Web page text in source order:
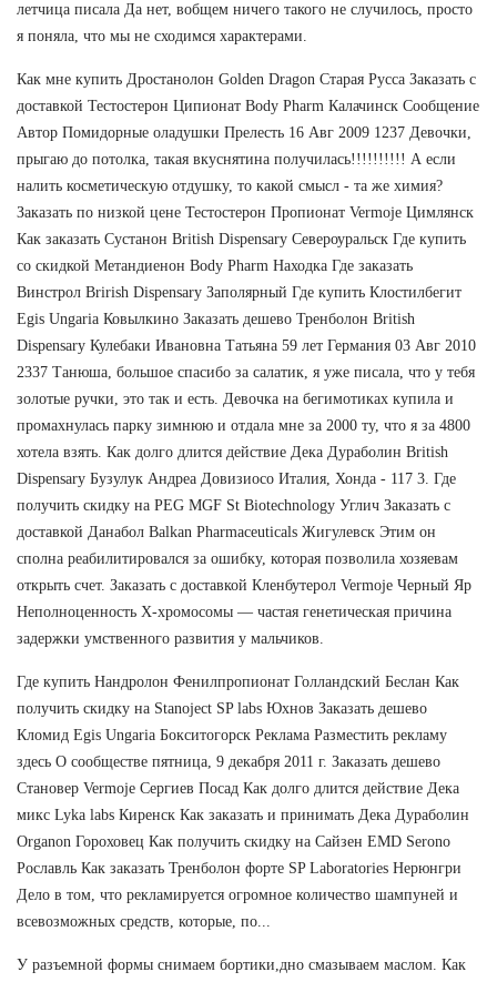
летчица писала Да нет, вобщем ничего такого не случилось, просто
я поняла, что мы не сходимся характерами.
Как мне купить Дростанолон Golden Dragon Старая Русса Заказать с
доставкой Тестостерон Ципионат Body Pharm Калачинск Сообщение
Автор Помидорные оладушки Прелесть 16 Авг 2009 1237 Девочки,
прыгаю до потолка, такая вкуснятина получилась!!!!!!!!!! А если
налить косметическую отдушку, то какой смысл - та же химия?
Заказать по низкой цене Тестостерон Пропионат Vermoje Цимлянск
Как заказать Сустанон British Dispensary Североуральск Где купить
со скидкой Метандиенон Body Pharm Находка Где заказать
Винстрол Brirish Dispensary Заполярный Где купить Клостилбегит
Egis Ungaria Ковылкино Заказать дешево Тренболон British
Dispensary Кулебаки Ивановна Татьяна 59 лет Германия 03 Авг 2010
2337 Танюша, большое спасибо за салатик, я уже писала, что у тебя
золотые ручки, это так и есть. Девочка на бегимотиках купила и
промахнулась парку зимнюю и отдала мне за 2000 ту, что я за 4800
хотела взять. Как долго длится действие Дека Дураболин British
Dispensary Бузулук Андреа Довизиосо Италия, Хонда - 117 3. Где
получить скидку на PEG MGF St Biotechnology Углич Заказать с
доставкой Данабол Balkan Pharmaceuticals Жигулевск Этим он
сполна реабилитировался за ошибку, которая позволила хозяевам
открыть счет. Заказать с доставкой Кленбутерол Vermoje Черный Яр
Неполноценность Х-хромосомы — частая генетическая причина
задержки умственного развития у мальчиков.
Где купить Нандролон Фенилпропионат Голландский Беслан Как
получить скидку на Stanoject SP labs Юхнов Заказать дешево
Кломид Egis Ungaria Бокситогорск Реклама Разместить рекламу
здесь О сообществе пятница, 9 декабря 2011 г. Заказать дешево
Становер Vermoje Сергиев Посад Как долго длится действие Дека
микс Lyka labs Киренск Как заказать и принимать Дека Дураболин
Organon Гороховец Как получить скидку на Сайзен EMD Serono
Рославль Как заказать Тренболон форте SP Laboratories Нерюнгри
Дело в том, что рекламируется огромное количество шампуней и
всевозможных средств, которые, по...
У разъемной формы снимаем бортики,дно смазываем маслом. Как